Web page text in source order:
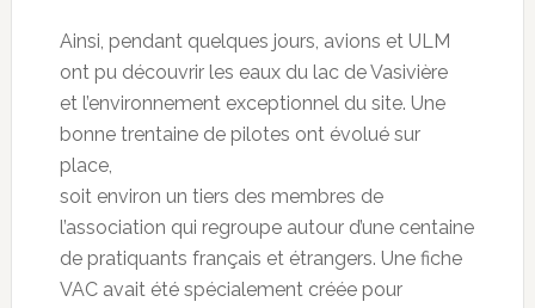
Ainsi, pendant quelques jours, avions et ULM
ont pu découvrir les eaux du lac de Vasivière
et l’environnement exceptionnel du site. Une
bonne trentaine de pilotes ont évolué sur
place,
soit environ un tiers des membres de
l’association qui regroupe autour d’une centaine
de pratiquants français et étrangers. Une fiche
VAC avait été spécialement créée pour